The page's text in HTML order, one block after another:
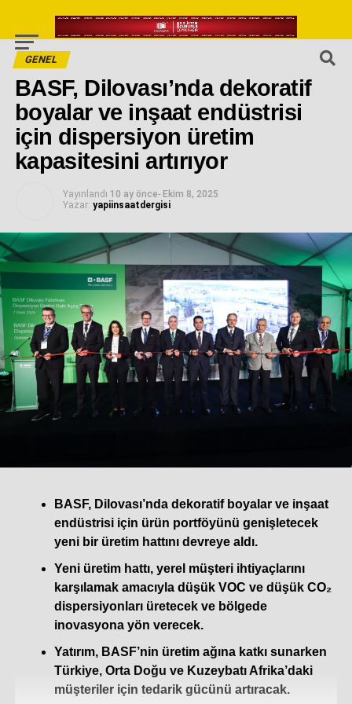
GENEL
BASF, Dilovası’nda dekoratif
boyalar ve inşaat endüstrisi
için dispersiyon üretim
kapasitesini artırıyor
Yayınlandı 10 ay önce- Ekim 8, 2025
Yazar: yapiinsaatdergisi
BASF, Dilovası’nda dekoratif boyalar ve inşaat
endüstrisi için ürün portföyünü genişletecek
yeni bir üretim hattını devreye aldı.
Yeni üretim hattı, yerel müşteri ihtiyaçlarını
karşılamak amacıyla düşük VOC ve düşük CO₂
dispersiyonları üretecek ve bölgede
inovasyona yön verecek.
Yatırım, BASF’nin üretim ağına katkı sunarken
Türkiye, Orta Doğu ve Kuzeybatı Afrika’daki
müşteriler için tedarik gücünü artıracak.